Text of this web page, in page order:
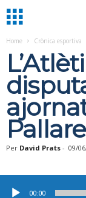
Home Crònica esportiva
Per David Prats - 09/
d'àudio
00:00